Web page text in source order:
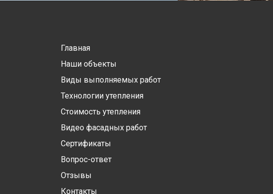
Главная
Наши объекты
Виды выполняемых работ
Технологии утепления
Стоимость утепления
Видео фасадных работ
Сертификаты
Вопрос-ответ
Отзывы
Контакты